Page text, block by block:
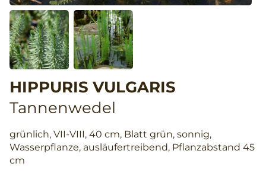
HIPPURIS VULGARIS
Tannenwedel
grünlich, VII-VIII, 40 cm, Blatt grün, sonnig,
Wasserpflanze, ausläufertreibend, Pflanzabstand 45
cm